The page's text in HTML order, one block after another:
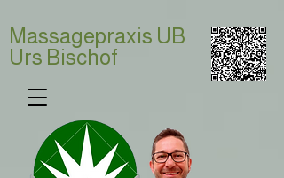
Massagepraxis UB
Urs Bischof